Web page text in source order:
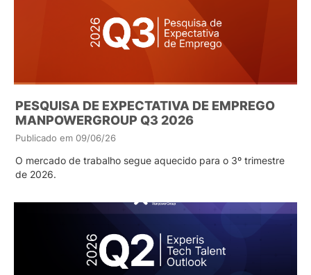
PESQUISA DE EXPECTATIVA DE EMPREGO
MANPOWERGROUP Q3 2026
Publicado em 09/06/26
O mercado de trabalho segue aquecido para o 3º trimestre
de 2026.